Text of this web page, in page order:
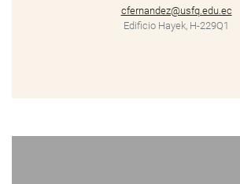
cfernandez@usfq.edu.ec
Edificio Hayek, H-229Q1